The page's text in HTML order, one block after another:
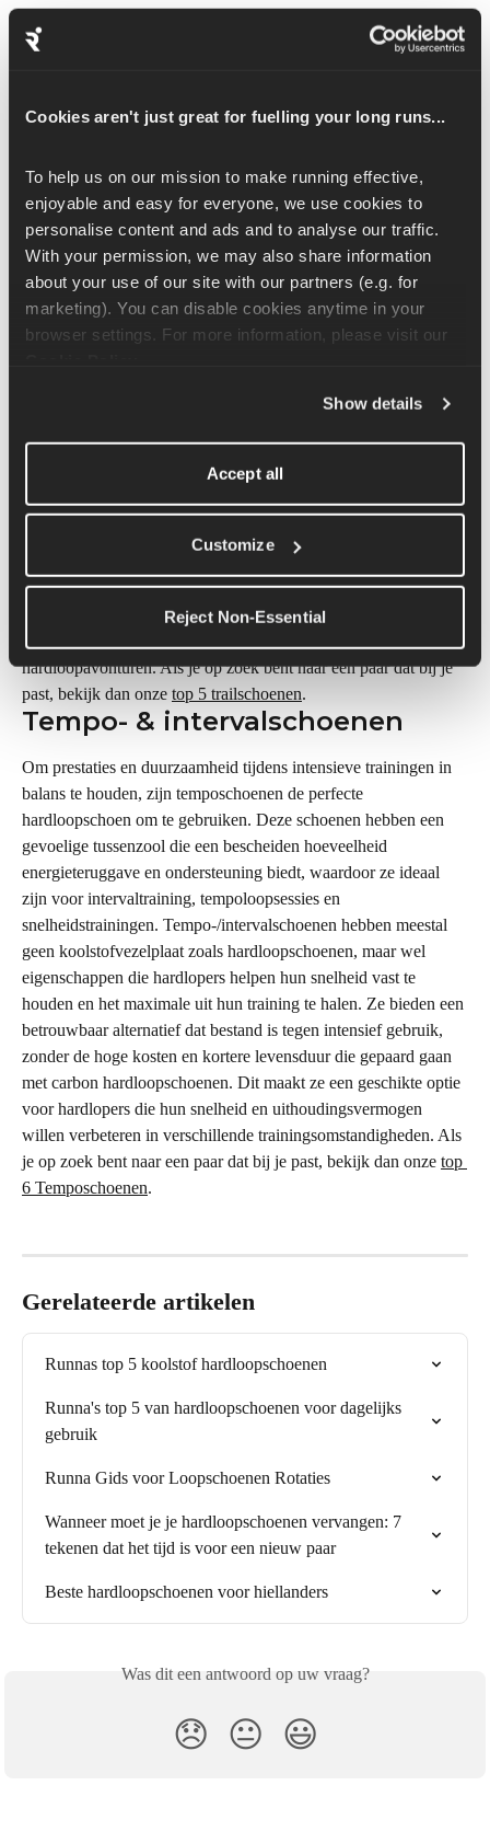
Cookies aren't just great for fuelling your long runs...
To help us on our mission to make running effective,
enjoyable and easy for everyone, we use cookies to
personalise content and ads and to analyse our traffic.
With your permission, we may also share information
about your use of our site with our partners (e.g. for
marketing). You can disable cookies anytime in your
Show details
Accept all
Customize
Reject Non-Essential
lichtgewicht koolstofvezelplaat die bij elke stap zorgt voor een
waarin hardlopers hun persoonlijke records met seconden of
hardloopschoenen populair zijn geworden omdat ze de
efficiëntie van het hardlopen verhogen, waardoor atleten een
hoger tempo kunnen aanhouden, zijn ze misschien niet zo
geschikt voor regelmatige training vanwege hun lage
duurzaamheid en hogere prijs. Als je op zoek bent naar een paar
dat bij je past, bekijk dan onze top 5 carbon hardloopschoenen
Trailschoenen
onverharde paden. Deze schoenen hebben eigenschappen die
oneffen terrein aan te kunnen en uitglijden en vallen te
voorkomen. Om de voet te beschermen hebben trailschoenen
vaak een sterke en ondersteunende tussenzool. De schoenen
stabiliteit en bescherming de belangrijkste eisen zijn.
Trailschoenen zijn essentieel voor wie op zoek is naar comfort,
duurzaamheid en bescherming tijdens offroad
hardloopavonturen. Als je op zoek bent naar een paar dat bij je
past, bekijk dan onze top 5 trailschoenen.
Tempo- & intervalschoenen
Om prestaties en duurzaamheid tijdens intensieve trainingen in
balans te houden, zijn temposchoenen de perfecte
hardloopschoen om te gebruiken. Deze schoenen hebben een
gevoelige tussenzool die een bescheiden hoeveelheid
energieteruggave en ondersteuning biedt, waardoor ze ideaal
zijn voor intervaltraining, tempoloopsessies en
snelheidstrainingen. Tempo-/intervalschoenen hebben meestal
geen koolstofvezelplaat zoals hardloopschoenen, maar wel
eigenschappen die hardlopers helpen hun snelheid vast te
houden en het maximale uit hun training te halen. Ze bieden een
betrouwbaar alternatief dat bestand is tegen intensief gebruik,
zonder de hoge kosten en kortere levensduur die gepaard gaan
met carbon hardloopschoenen. Dit maakt ze een geschikte optie
voor hardlopers die hun snelheid en uithoudingsvermogen
willen verbeteren in verschillende trainingsomstandigheden. Als
je op zoek bent naar een paar dat bij je past, bekijk dan onze top
6 Temposchoenen.
Gerelateerde artikelen
Runnas top 5 koolstof hardloopschoenen
Runna's top 5 van hardloopschoenen voor dagelijks
gebruik
Runna Gids voor Loopschoenen Rotaties
Wanneer moet je je hardloopschoenen vervangen: 7
tekenen dat het tijd is voor een nieuw paar
Beste hardloopschoenen voor hiellanders
Was dit een antwoord op uw vraag?
😞 😐 😃